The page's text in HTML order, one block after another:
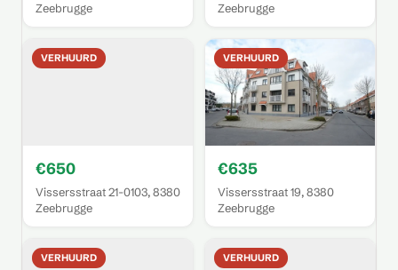
Zeebrugge
Zeebrugge
VERHUURD
€650
Vissersstraat 21-0103, 8380
Zeebrugge
VERHUURD
€635
Vissersstraat 19, 8380
Zeebrugge
VERHUURD VERHUURD